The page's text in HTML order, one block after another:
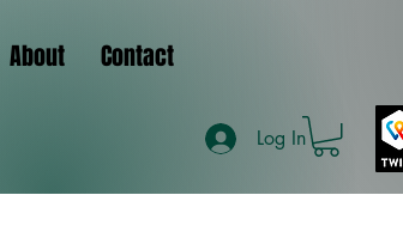
About Contact
Log In